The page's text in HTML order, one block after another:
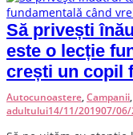
Să privești
este o lecție
crești un copil
Autocunoastere,Campanii,
adultului14/11/201907/06/